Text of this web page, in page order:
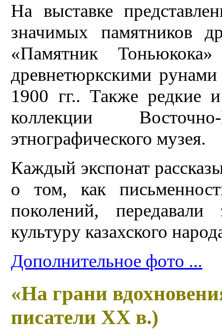
На выставке
значимых памятников
«Памятник
древнетюркскими
1900 гг.. Также редкие
коллекции Восточно-
этнографического музея.
Каждый экспонат
о том, как
поколений,
культуру казахского
Дополнительное фото ...
«На грани
писатели ХХ в.)